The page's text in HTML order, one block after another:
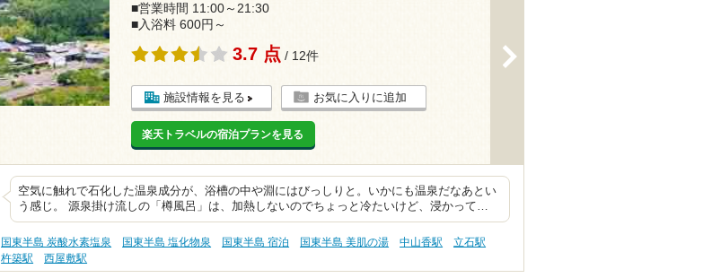
■営業時間 11:00～21:30
■入浴料 600円～
3.7 点 / 12件
施設情報を見る お気に入りに追加
楽天トラベルの宿泊プランを見る
空気に触れで石化した温泉成分が、浴槽の中や淵にはびっしりと。いかにも温泉だなあとい
う感じ。 源泉掛け流しの「樽風呂」は、加熱しないのでちょっと冷たいけど、浸かって…
国東半島 炭酸水素塩泉 国東半島 塩化物泉 国東半島 宿泊 国東半島 美肌の湯 中山香駅
立石駅
杵築駅
西屋敷駅